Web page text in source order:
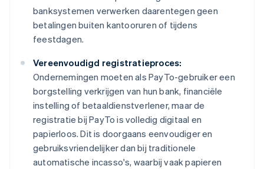
banksystemen verwerken daarentegen geen
betalingen buiten kantooruren of tijdens
feestdagen.
Vereenvoudigd registratieproces:
Ondernemingen moeten als PayTo-gebruiker een
borgstelling verkrijgen van hun bank, financiële
instelling of betaaldienstverlener, maar de
registratie bij PayTo is volledig digitaal en
papierloos. Dit is doorgaans eenvoudiger en
gebruiksvriendelijker dan bij traditionele
automatische incasso's, waarbij vaak papieren